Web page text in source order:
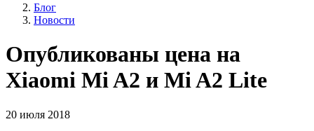
Блог
Новости
Опубликованы цена на
Xiaomi Mi A2 и Mi A2 Lite
20 июля 2018